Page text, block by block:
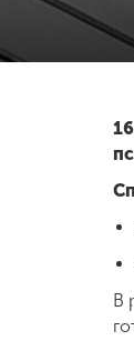
+7 (831) В